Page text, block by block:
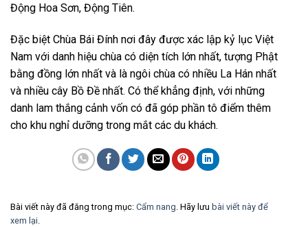
Động Hoa Sơn, Động Tiên.
Đặc biệt Chùa Bái Đính nơi đây được xác lập kỷ lục Việt
Nam với danh hiệu chùa có diện tích lớn nhất, tượng Phật
bằng đồng lớn nhất và là ngôi chùa có nhiều La Hán nhất
và nhiều cây Bồ Đề nhất. Có thể khẳng định, với những
danh lam thắng cảnh vốn có đã góp phần tô điểm thêm
cho khu nghỉ dưỡng trong mắt các du khách.
Bài viết này đã đăng trong mục: Cẩm nang. Hãy lưu bài viết này để
xem lại.